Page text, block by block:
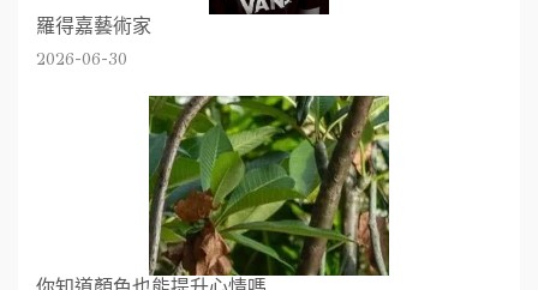
羅得嘉藝術家
2026-06-30